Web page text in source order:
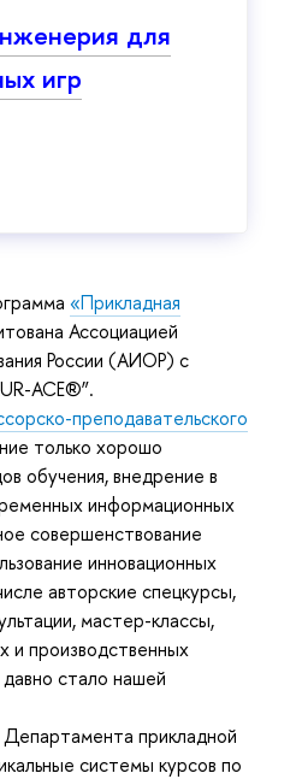
для
игр
«Прикладная
Ассоциацией
России (АИОР) с
АСЕ®”.
преподавательского
только хорошо
обучения, внедрение в
информационных
совершенствование
инновационных
авторские спецкурсы,
мастер-классы,
и производственных
стало нашей
прикладной
системы курсов по